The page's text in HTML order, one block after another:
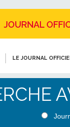
JOURNAL
LE JOURNAL